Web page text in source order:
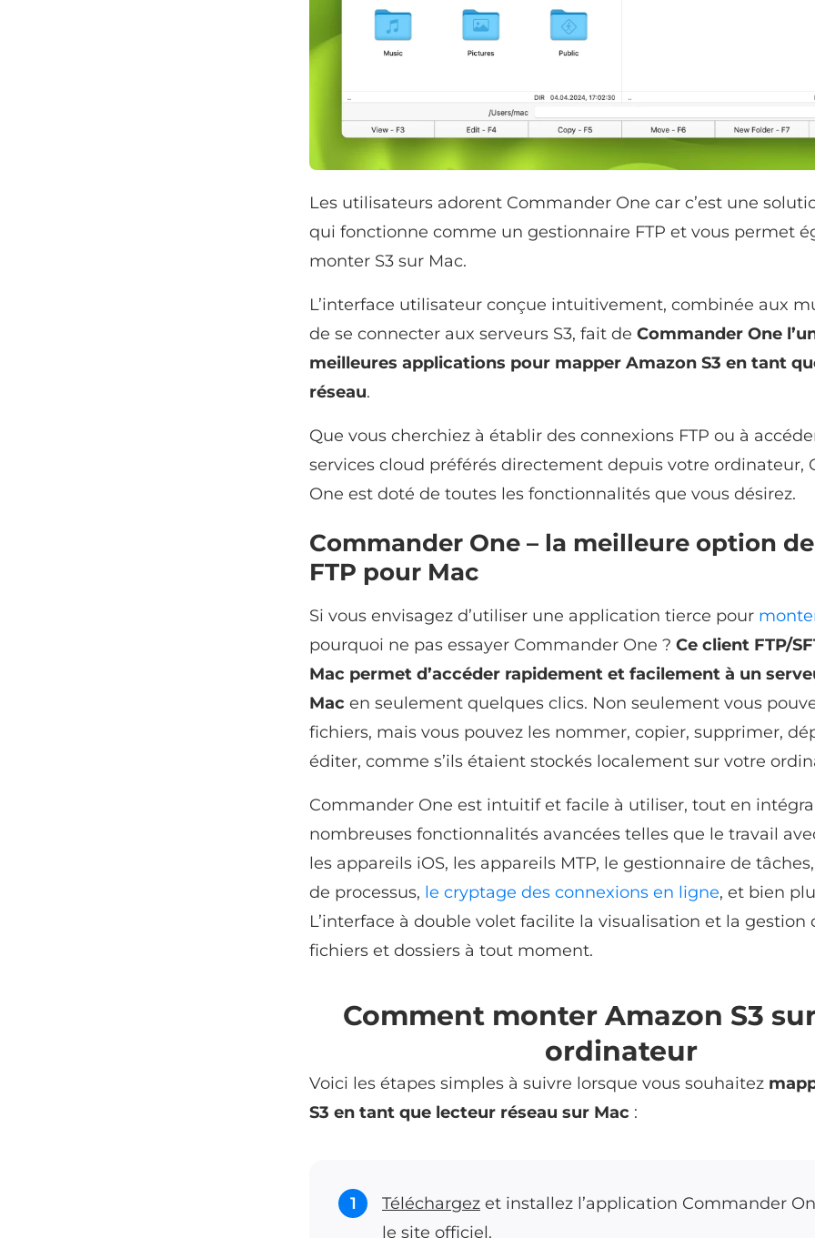
Les utilisateurs adorent Commander One car c’est une
qui fonctionne comme un gestionnaire FTP et vous permet
monter S3 sur Mac.
L’interface utilisateur conçue intuitivement, combinée aux
de se connecter aux serveurs S3, fait de Commander One
meilleures applications pour mapper Amazon S3 en tant
réseau.
Que vous cherchiez à établir des connexions FTP ou à
services cloud préférés directement depuis votre ordinateur,
One est doté de toutes les fonctionnalités que vous désirez.
Commander One – la meilleure option
FTP pour Mac
Si vous envisagez d’utiliser une application tierce pour
pourquoi ne pas essayer Commander One ? Ce client FTP/
Mac permet d’accéder rapidement et facilement à un
Mac en seulement quelques clics. Non seulement vous
fichiers, mais vous pouvez les nommer, copier, supprimer,
éditer, comme s’ils étaient stockés localement sur votre
Commander One est intuitif et facile à utiliser, tout en
nombreuses fonctionnalités avancées telles que le travail
les appareils iOS, les appareils MTP, le gestionnaire de
de processus, le cryptage des connexions en ligne, et bien
L’interface à double volet facilite la visualisation et la gestion
fichiers et dossiers à tout moment.
Comment monter Amazon S3
ordinateur
Voici les étapes simples à suivre lorsque vous souhaitez
S3 en tant que lecteur réseau sur Mac :
1 Téléchargez et installez l’application Commander
le site officiel.